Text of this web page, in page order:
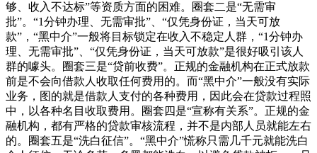
够、收入不达标”等资质方面的困难。圈套二是“无需审
批”。“1分钟办理、无需审批”、“仅凭身份证，当天可放
款”，“黑中介”一般将目标锁定在收入不稳定人群，“1分钟办
理、无需审批”、“仅凭身份证，当天可放款”是很好吸引该人
群的噱头。圈套三是“贷前收费”。正规的金融机构在正式放款
前是不会向借款人收取任何费用的。而“黑中介”一般没有实际
业务，图的就是借款人支付的各种费用，因此会在贷款过程照
中，以各种名目收取费用。圈套四是“宣称有关系”。正规的金
融机构，都有严格的贷款审核流程，并不是内部人员就能左右
的。圈套五是“洗白征信”。“黑中介”慌称只需几千元就能洗白